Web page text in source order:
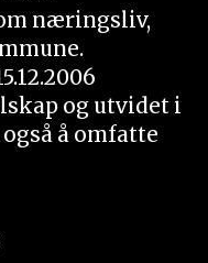
næringsliv,
og utvidet i
å omfatte